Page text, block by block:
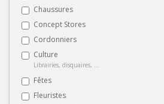
Chaussures
Concept Stores
Cordonniers
Culture
Librairies, disquaires, ...
Fêtes
Fleuristes